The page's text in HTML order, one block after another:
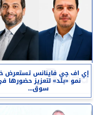
إي اف چي فاينانس تستعرض
نمو «بلد» لتعزيز حضورها
سوق...